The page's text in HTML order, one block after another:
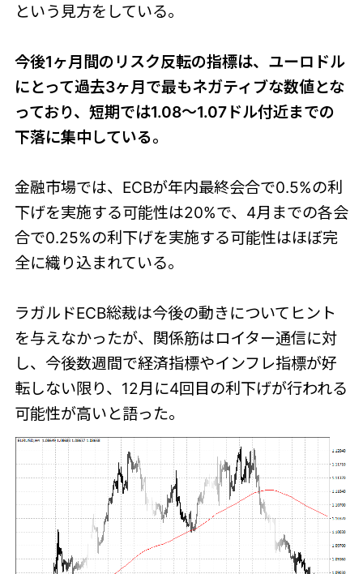
という見方をしている。
今後1ヶ月間のリスク反転の指標は、ユーロドル
にとって過去3ヶ月で最もネガティブな数値とな
っており、短期では1.08～1.07ドル付近までの
下落に集中している。
金融市場では、ECBが年内最終会合で0.5%の利
下げを実施する可能性は20%で、4月までの各会
合で0.25%の利下げを実施する可能性はほぼ完
全に織り込まれている。
ラガルドECB総裁は今後の動きについてヒント
を与えなかったが、関係筋はロイター通信に対
し、今後数週間で経済指標やインフレ指標が好
転しない限り、12月に4回目の利下げが行われる
可能性が高いと語った。